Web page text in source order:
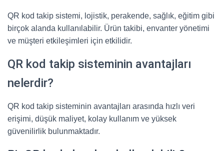
QR kod takip sistemi, lojistik, perakende, sağlık, eğitim gibi
birçok alanda kullanılabilir. Ürün takibi, envanter yönetimi
ve müşteri etkileşimleri için etkilidir.
QR kod takip sisteminin avantajları
nelerdir?
QR kod takip sisteminin avantajları arasında hızlı veri
erişimi, düşük maliyet, kolay kullanım ve yüksek
güvenilirlik bulunmaktadır.